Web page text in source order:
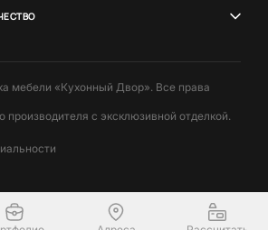
мебели «Кухонный Двор». Все права
производителя с эксклюзивной отделкой.